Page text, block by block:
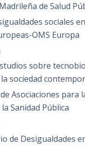
de Salud
sociales
OMS Europa
sobre
sociedad
Asociaciones para
Sanidad Pública
de Desigualdades